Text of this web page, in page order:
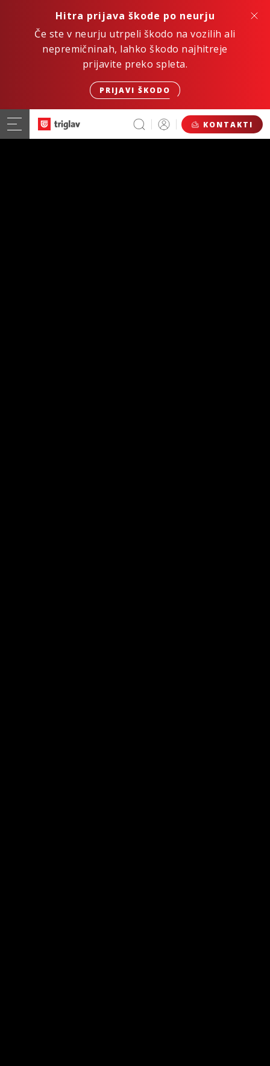
Hitra prijava škode po neurju
Če ste v neurju utrpeli škodo na vozilih ali
nepremičninah, lahko škodo najhitreje
prijavite preko spleta.
PRIJAVI ŠKODO
KONTAKTI